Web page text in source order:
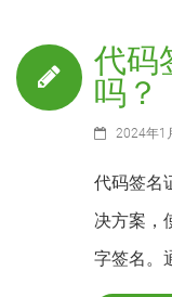
代码
吗？
2024年1
代码签名
决方案，
字签名。